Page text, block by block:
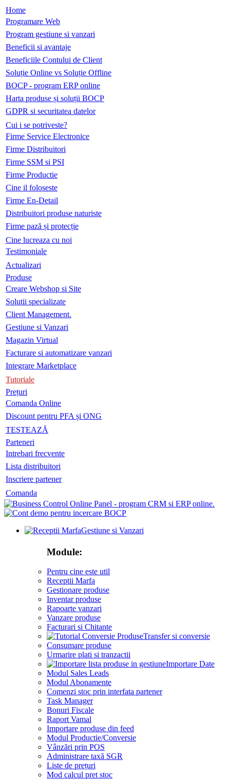
Home
Programare Web
Program gestiune si vanzari
Beneficii si avantaje
Beneficiile Contului de Client
Soluție Online vs Soluție Offline
BOCP - program ERP online
Harta produse și soluții BOCP
GDPR si securitatea datelor
Cui i se potriveste?
Firme Service Electronice
Firme Distribuitori
Firme SSM si PSI
Firme Productie
Cine il foloseste
Firme En-Detail
Distribuitori produse naturiste
Firme pază și protecție
Cine lucreaza cu noi
Testimoniale
Actualizari
Produse
Creare Webshop si Site
Solutii specializate
Client Management.
Gestiune si Vanzari
Magazin Virtual
Facturare si automatizare vanzari
Integrare Marketplace
Tutoriale
Prețuri
Comanda Online
Discount pentru PFA și ONG
TESTEAZĂ
Parteneri
Intrebari frecvente
Lista distribuitori
Inscriere partener
Comanda
Gestiune si Vanzari
Module:
Pentru cine este util
Receptii Marfa
Gestionare produse
Inventar produse
Rapoarte vanzari
Vanzare produse
Facturari si Chitante
Transfer si conversie
Consumare produse
Urmarire plati si tranzactii
Importare Date
Modul Sales Leads
Modul Abonamente
Comenzi stoc prin interfata partener
Task Manager
Bonuri Fiscale
Raport Vamal
Importare produse din feed
Modul Productie/Conversie
Vânzări prin POS
Administrare taxă SGR
Liste de prețuri
Mod calcul pret stoc